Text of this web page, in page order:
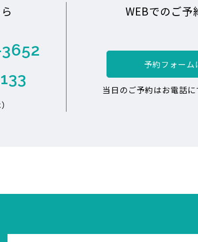
WEBでのご予
予約フォーム
当日のご予約はお電話に